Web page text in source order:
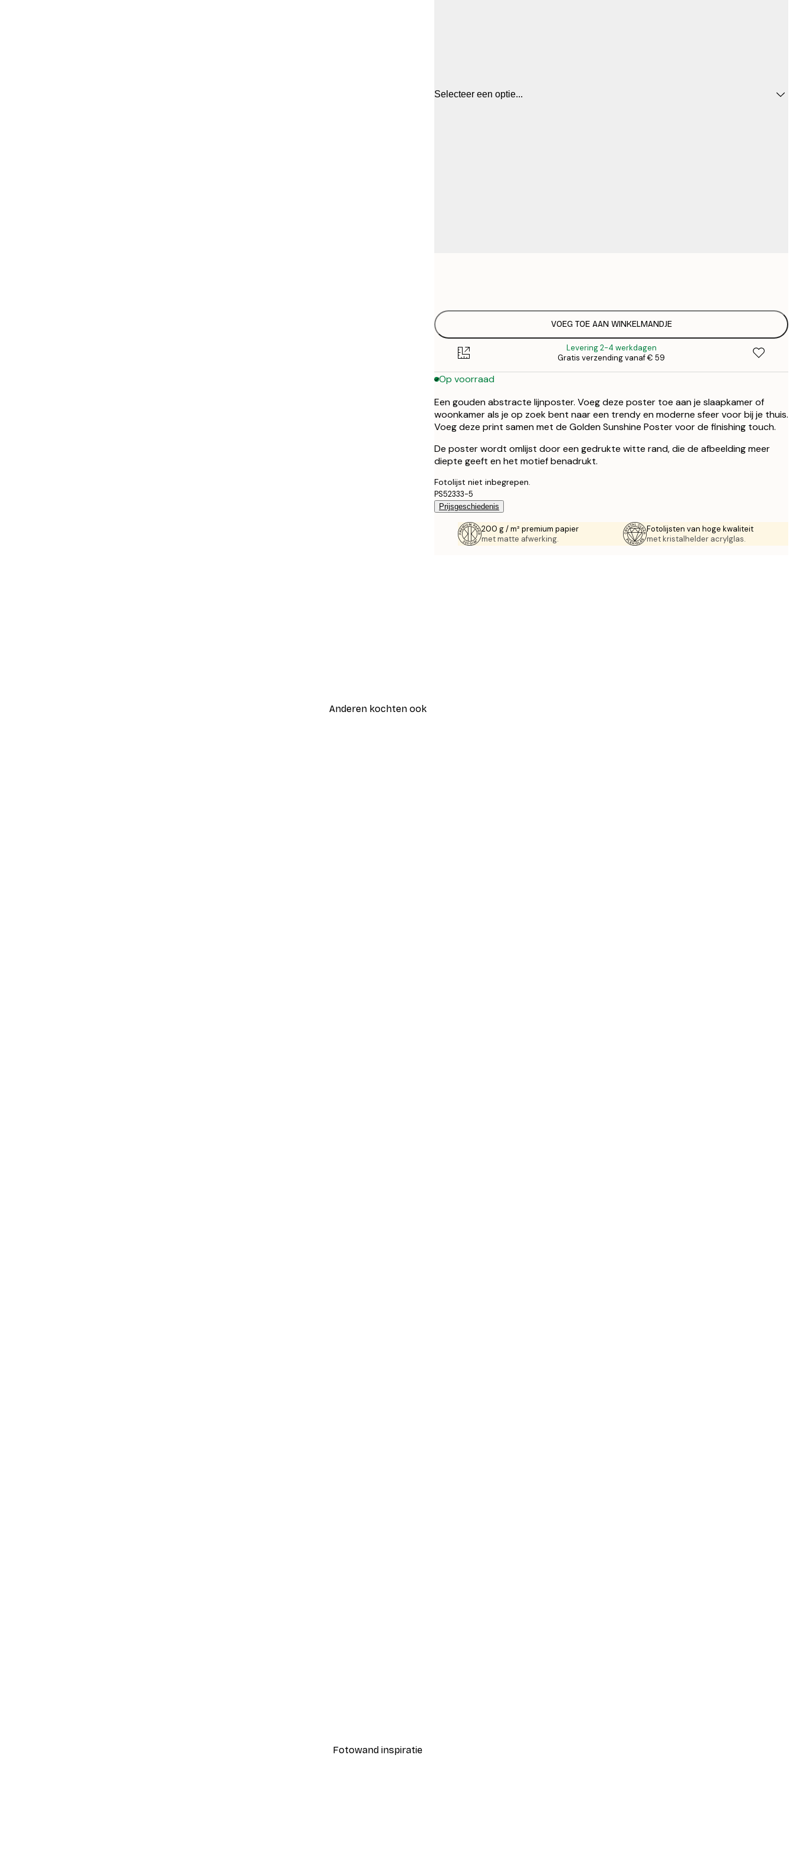
Selecteer een optie...
€
€
VOEG TOE AAN WINKELMANDJE
Levering 2-4 werkdagen
Gratis verzending vanaf € 59
Op voorraad
Een gouden abstracte lijnposter. Voeg deze poster toe aan je slaapkamer of
woonkamer als je op zoek bent naar een trendy en moderne sfeer voor bij je thuis.
Voeg deze print samen met de Golden Sunshine Poster voor de finishing touch.
De poster wordt omlijst door een gedrukte witte rand, die de afbeelding meer
diepte geeft en het motief benadrukt.
Fotolijst niet inbegrepen.
PS52333-5
Prijsgeschiedenis
200 g / m² premium papier
met matte afwerking.
Fotolijsten van hoge kwaliteit
met kristalhelder acrylglas.
Anderen kochten ook
Fotowand inspiratie